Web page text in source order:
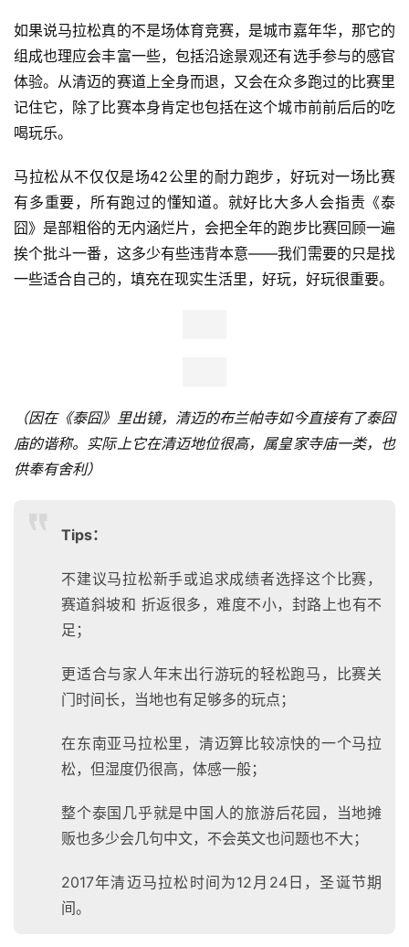
用
户
精
选
动
集
如果说马拉松真的不是场体育竞赛，是城市嘉年华，那它的
组成也理应会丰富一些，包括沿途景观还有选手参与的感官
体验。从清迈的赛道上全身而退，又会在众多跑过的比赛里
记住它，除了比赛本身肯定也包括在这个城市前前后后的吃
喝玩乐。
马拉松从不仅仅是场42公里的耐力跑步，好玩对一场比赛
有多重要，所有跑过的懂知道。就好比大多人会指责《泰
囧》是部粗俗的无内涵烂片，会把全年的跑步比赛回顾一遍
挨个批斗一番，这多少有些违背本意——我们需要的只是找
一些适合自己的，填充在现实生活里，好玩，好玩很重要。
（因在《泰囧》里出镜，清迈的布兰帕寺如今直接有了泰囧
庙的谐称。实际上它在清迈地位很高，属皇家寺庙一类，也
供奉有舍利）
Tips：
不建议马拉松新手或追求成绩者选择这个比赛，
赛道斜坡和 折返很多，难度不小，封路上也有不
足；
更适合与家人年末出行游玩的轻松跑马，比赛关
门时间长，当地也有足够多的玩点；
在东南亚马拉松里，清迈算比较凉快的一个马拉
松，但湿度仍很高，体感一般；
整个泰国几乎就是中国人的旅游后花园，当地摊
贩也多少会几句中文，不会英文也问题也不大；
2017年清迈马拉松时间为12月24日，圣诞节期
间。